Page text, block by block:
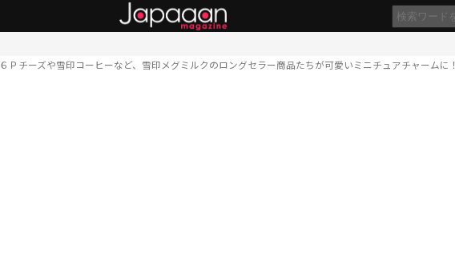
６Ｐチーズや雪印コーヒーなど、雪印メグミルクのロングセラー商品たちが可愛いミニチュアチャームに！